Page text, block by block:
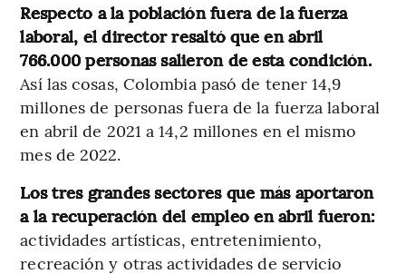
Respecto a la población fuera de la fuerza
laboral, el director resaltó que en abril
766.000 personas salieron de esta condición.
Así las cosas, Colombia pasó de tener 14,9
millones de personas fuera de la fuerza laboral
en abril de 2021 a 14,2 millones en el mismo
mes de 2022.
Los tres grandes sectores que más aportaron
a la recuperación del empleo en abril fueron:
actividades artísticas, entretenimiento,
recreación y otras actividades de servicio